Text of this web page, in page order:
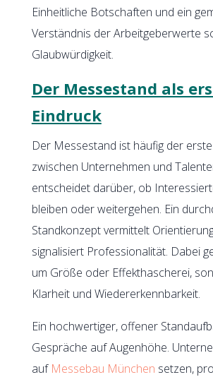
Einheitliche Botschaften und ein
Verständnis der Arbeitgeberwerte
Glaubwürdigkeit.
Der Messestand als
Eindruck
Der Messestand ist häufig der
zwischen Unternehmen und
entscheidet darüber, ob
bleiben oder weitergehen. Ein
Standkonzept vermittelt
signalisiert Professionalität. Dabei
um Größe oder Effekthascherei,
Klarheit und Wiedererkennbarkeit.
Ein hochwertiger, offener
Gespräche auf Augenhöhe.
auf Messebau München setzen,